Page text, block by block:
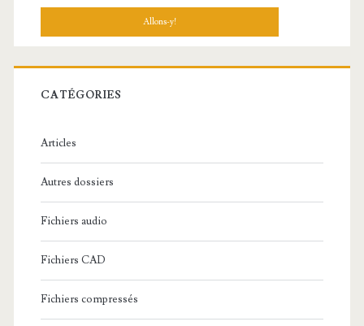
h
r
c
:
CATÉGORIES
Articles
Autres dossiers
Fichiers audio
Fichiers CAD
Fichiers compressés